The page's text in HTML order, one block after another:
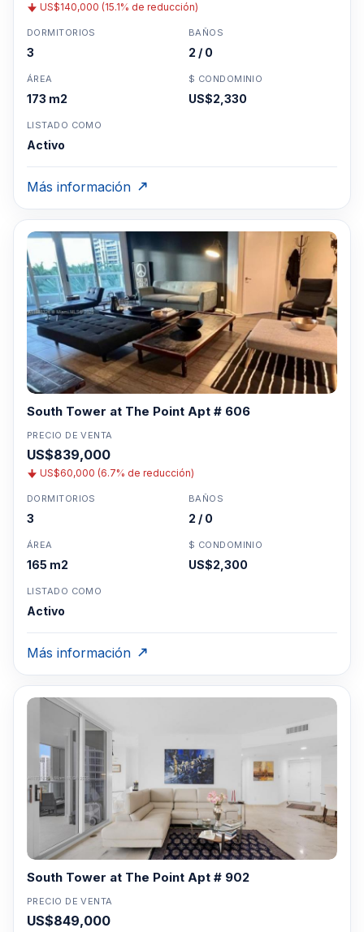
US$140,000 (15.1% de reducción)
DORMITORIOS
3
BAÑOS
2 / 0
ÁREA
173 m2
$ CONDOMINIO
US$2,330
LISTADO COMO
Activo
Más información
South Tower at The Point Apt # 606
PRECIO DE VENTA
US$839,000
US$60,000 (6.7% de reducción)
DORMITORIOS
3
BAÑOS
2 / 0
ÁREA
165 m2
$ CONDOMINIO
US$2,300
LISTADO COMO
Activo
Más información
South Tower at The Point Apt # 902
PRECIO DE VENTA
US$849,000